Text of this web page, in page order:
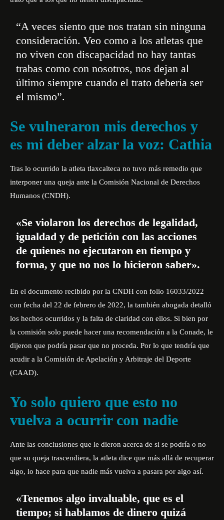
“A veces siento que nos tratan sin ninguna
consideración. Veo como a los atletas que
no viven con discapacidad no hay tantas
trabas como con nosotros, nos dejan al
último siempre cuando el trato debería ser
el mismo”.
Se vulneraron mis derechos y
es mi deber alzar la voz: Cathia
Tras lo ocurrido la atleta tlaxcalteca no tuvo más remedio que
interponer una queja ante la Comisión Nacional de Derechos
Humanos (CNDH).
«Se violaron los derechos de legalidad,
igualdad y de petición con las acciones
de quienes no ejecutaron en tiempo y
forma, y que no nos lo hicieron saber».
En el documento recibido por la CNDH con folio 16033/2022
con fecha del 22 de febrero de 2022, la también abogada detalló
los hechos ocurridos y la falta de claridad con ellos. Si bien por
la comisión solo puede hacer una recomendación a la Conade, le
dijeron que podría pasar que no proceda. Por lo que tendría que
acudir a la Comisión de Apelación y Arbitraje del Deporte
(CAAD).
Yo solo quiero que esto no
vuelva a ocurrir con nadie
Ante las conclusiones que le dieron acerca de si se podría o no
que su queja trascendiera, la atleta dice que más allá de recuperar
algo, lo hace para que nadie más vuelva a pasara por algo así.
«Tenemos algo invaluable, que es el
tiempo; si hablamos de dinero quizá